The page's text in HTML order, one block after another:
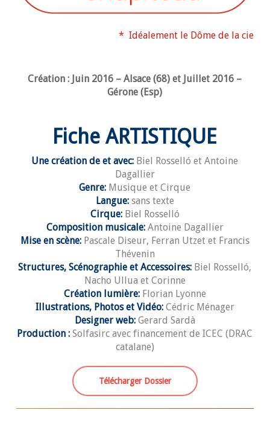
* Idéalement le Dôme de la cie
Création : Juin 2016 – Alsace (68) et Juillet 2016 –
Gérone (Esp)
Fiche ARTISTIQUE
Une création de et avec: Biel Rosselló et Antoine
Dagallier
Genre: Musique et Cirque
Langue: sans texte
Cirque: Biel Rosselló
Composition musicale: Antoine Dagallier
Mise en scène: Pascale Diseur, Ferran Utzet et Francis
Thévenin
Structures, Scénographie et Accessoires: Biel Rosselló,
Nacho Ullua et Corinne
Création lumière: Florian Lyonne
Illustrations, Photos et Vidéo: Cédric Ménager
Designer web:Gerard Sardà
Production : Solfasirc avec financement de ICEC (DRAC
catalane)
Télécharger Dossier